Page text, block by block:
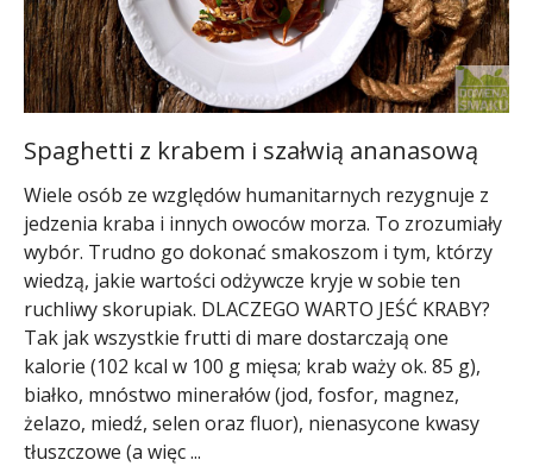
Spaghetti z krabem i szałwią ananasową
Wiele osób ze względów humanitarnych rezygnuje z
jedzenia kraba i innych owoców morza. To zrozumiały
wybór. Trudno go dokonać smakoszom i tym, którzy
wiedzą, jakie wartości odżywcze kryje w sobie ten
ruchliwy skorupiak. DLACZEGO WARTO JEŚĆ KRABY?
Tak jak wszystkie frutti di mare dostarczają one
kalorie (102 kcal w 100 g mięsa; krab waży ok. 85 g),
białko, mnóstwo minerałów (jod, fosfor, magnez,
żelazo, miedź, selen oraz fluor), nienasycone kwasy
tłuszczowe (a więc ...